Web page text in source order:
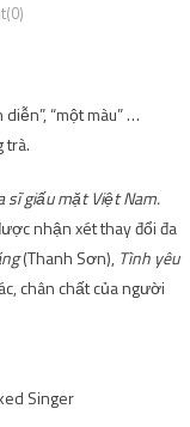
“một màu” …
trà.
sĩ giấu mặt Việt Nam.
nhận xét thay đổi đa
(Thanh Sơn), Tình yêu
chân chất của người